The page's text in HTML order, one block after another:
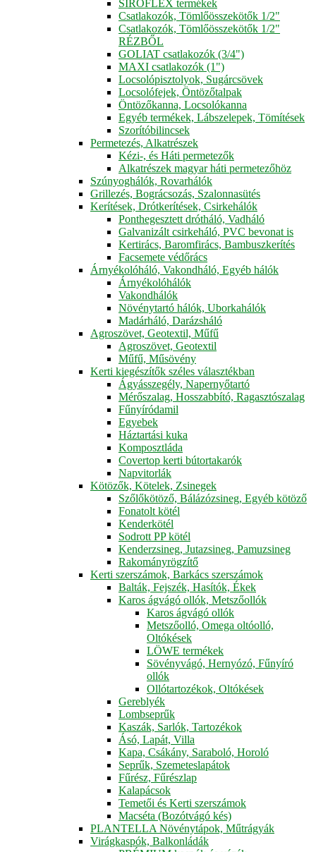
SIROFLEX termékek
Csatlakozók, Tömlőösszekötők 1/2"
Csatlakozók, Tömlőösszekötők 1/2"
RÉZBŐL
GOLIAT csatlakozók (3/4")
MAXI csatlakozók (1")
Locsolópisztolyok, Sugárcsövek
Locsolófejek, Öntözőtalpak
Öntözőkanna, Locsolókanna
Egyéb termékek, Lábszelepek, Tömítések
Szorítóbilincsek
Permetezés, Alkatrészek
Kézi-, és Háti permetezők
Alkatrészek magyar háti permetezőhöz
Szúnyoghálók, Rovarhálók
Grillezés, Bográcsozás, Szalonnasütés
Kerítések, Drótkerítések, Csirkehálók
Ponthegesztett drótháló, Vadháló
Galvanizált csirkeháló, PVC bevonat is
Kertirács, Baromfirács, Bambuszkerítés
Facsemete védőrács
Árnyékolóháló, Vakondháló, Egyéb hálók
Árnyékolóhálók
Vakondhálók
Növénytartó hálók, Uborkahálók
Madárháló, Darázsháló
Agroszövet, Geotextil, Műfű
Agroszövet, Geotextil
Műfű, Műsövény
Kerti kiegészítők széles választékban
Ágyásszegély, Napernyőtartó
Mérőszalag, Hosszabbító, Ragasztószalag
Fűnyíródamil
Egyebek
Háztartási kuka
Komposztláda
Covertop kerti bútortakarók
Napvitorlák
Kötözők, Kötelek, Zsinegek
Szőlőkötöző, Bálázózsineg, Egyéb kötöző
Fonatolt kötél
Kenderkötél
Sodrott PP kötél
Kenderzsineg, Jutazsineg, Pamuzsineg
Rakományrögzítő
Kerti szerszámok, Barkács szerszámok
Balták, Fejszék, Hasítók, Ékek
Karos ágvágó ollók, Metszőollók
Karos ágvágó ollók
Metszőolló, Omega oltóolló,
Oltókések
LÖWE termékek
Sövényvágó, Hernyózó, Fűnyíró
ollók
Ollótartozékok, Oltókések
Gereblyék
Lombseprűk
Kaszák, Sarlók, Tartozékok
Ásó, Lapát, Villa
Kapa, Csákány, Saraboló, Horoló
Seprűk, Szemeteslapátok
Fűrész, Fűrészlap
Kalapácsok
Temetői és Kerti szerszámok
Macséta (Bozótvágó kés)
PLANTELLA Növénytápok, Műtrágyák
Virágkaspók, Balkonládák